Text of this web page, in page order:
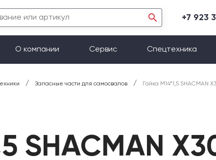
+7 923
О компании Сервис Спецтехника
/ Запасные части для самосвалов / Гайка М14*1,5 SHACMAN
SHACMAN